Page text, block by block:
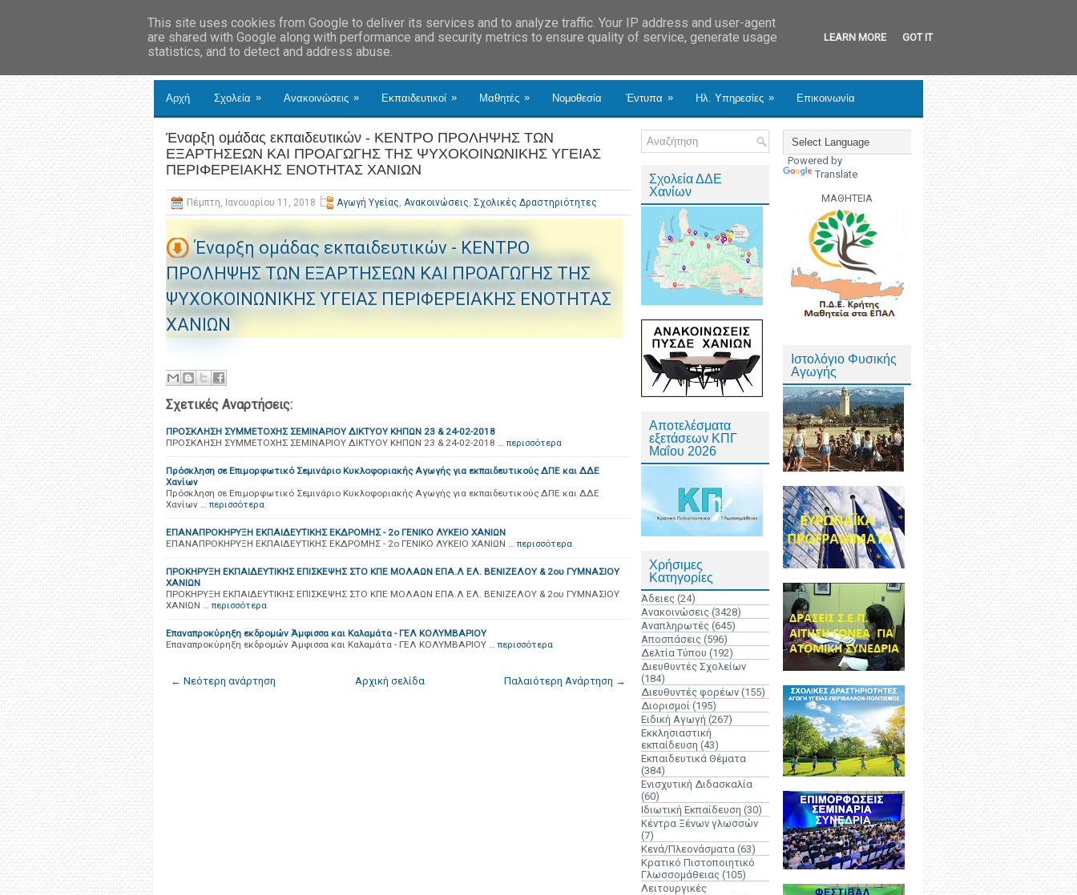
Αρχή Σχολεία » Ανακοινώσεις » Εκπαιδευτικοί » Μαθητές » Νομοθεσία Έντυπα » Ηλ. Υπηρεσίες » Επικοινωνία
Έναρξη ομάδας εκπαιδευτικών - ΚΕΝΤΡΟ ΠΡΟΛΗΨΗΣ ΤΩΝ
ΕΞΑΡΤΗΣΕΩΝ ΚΑΙ ΠΡΟΑΓΩΓΗΣ ΤΗΣ ΨΥΧΟΚΟΙΝΩΝΙΚΗΣ ΥΓΕΙΑΣ
ΠΕΡΙΦΕΡΕΙΑΚΗΣ ΕΝΟΤΗΤΑΣ ΧΑΝΙΩΝ
Πέμπτη, Ιανουαρίου 11, 2018 Αγωγή Υγείας, Ανακοινώσεις, Σχολικές Δραστηριότητες
Έναρξη ομάδας εκπαιδευτικών - ΚΕΝΤΡΟ
ΠΡΟΛΗΨΗΣ ΤΩΝ ΕΞΑΡΤΗΣΕΩΝ ΚΑΙ ΠΡΟΑΓΩΓΗΣ ΤΗΣ
ΨΥΧΟΚΟΙΝΩΝΙΚΗΣ ΥΓΕΙΑΣ ΠΕΡΙΦΕΡΕΙΑΚΗΣ ΕΝΟΤΗΤΑΣ
ΧΑΝΙΩΝ
Σχετικές Αναρτήσεις:
ΠΡΟΣΚΛΗΣΗ ΣΥΜΜΕΤΟΧΗΣ ΣΕΜΙΝΑΡΙΟΥ ΔΙΚΤΥΟΥ ΚΗΠΩΝ 23 & 24-02-2018
ΠΡΟΣΚΛΗΣΗ ΣΥΜΜΕΤΟΧΗΣ ΣΕΜΙΝΑΡΙΟΥ ΔΙΚΤΥΟΥ ΚΗΠΩΝ 23 & 24-02-2018 … περισσότερα
Πρόσκληση σε Επιμορφωτικό Σεμινάριο Κυκλοφοριακής Αγωγής για εκπαιδευτικούς ΔΠΕ και ΔΔΕ
Χανίων
Πρόσκληση σε Επιμορφωτικό Σεμινάριο Κυκλοφοριακής Αγωγής για εκπαιδευτικούς ΔΠΕ και ΔΔΕ
Χανίων … περισσότερα
ΕΠΑΝΑΠΡΟΚΗΡΥΞΗ ΕΚΠΑΙΔΕΥΤΙΚΗΣ ΕΚΔΡΟΜΗΣ - 2ο ΓΕΝΙΚΟ ΛΥΚΕΙΟ ΧΑΝΙΩΝ
ΕΠΑΝΑΠΡΟΚΗΡΥΞΗ ΕΚΠΑΙΔΕΥΤΙΚΗΣ ΕΚΔΡΟΜΗΣ - 2ο ΓΕΝΙΚΟ ΛΥΚΕΙΟ ΧΑΝΙΩΝ … περισσότερα
ΠΡΟΚΗΡΥΞΗ ΕΚΠΑΙΔΕΥΤΙΚΗΣ ΕΠΙΣΚΕΨΗΣ ΣΤΟ ΚΠΕ ΜΟΛΑΩΝ ΕΠΑ.Λ ΕΛ. ΒΕΝΙΖΕΛΟΥ & 2ου ΓΥΜΝΑΣΙΟΥ
ΧΑΝΙΩΝ
ΠΡΟΚΗΡΥΞΗ ΕΚΠΑΙΔΕΥΤΙΚΗΣ ΕΠΙΣΚΕΨΗΣ ΣΤΟ ΚΠΕ ΜΟΛΑΩΝ ΕΠΑ.Λ ΕΛ. ΒΕΝΙΖΕΛΟΥ & 2ου ΓΥΜΝΑΣΙΟΥ
ΧΑΝΙΩΝ … περισσότερα
Επαναπροκύρηξη εκδρομών Άμφισσα και Καλαμάτα - ΓΕΛ ΚΟΛΥΜΒΑΡΙΟΥ
Επαναπροκύρηξη εκδρομών Άμφισσα και Καλαμάτα - ΓΕΛ ΚΟΛΥΜΒΑΡΙΟΥ … περισσότερα
← Νεότερη ανάρτηση Παλαιότερη Ανάρτηση →
Αρχική σελίδα
Σχολεία ΔΔΕ
Χανίων
Αποτελέσματα
εξετάσεων ΚΠΓ
Μαΐου 2026
Χρήσιμες
Κατηγορίες
Άδειες (24)
Ανακοινώσεις (3428)
Αναπληρωτές (645)
Αποσπάσεις (596)
Δελτία Τύπου (192)
Διευθυντές Σχολείων
(184)
Διευθυντές φορέων (155)
Διορισμοί (195)
Ειδική Αγωγή (267)
Εκκλησιαστική
εκπαίδευση (43)
Εκπαιδευτικά Θέματα
(384)
Ενισχυτική Διδασκαλία
(60)
Ιδιωτική Εκπαίδευση (30)
Κέντρα Ξένων γλωσσών
(7)
Κενά/Πλεονάσματα (63)
Κρατικό Πιστοποιητικό
Γλωσσομάθειας (105)
Λειτουργικές
Powered by
Translate
ΜΑΘΗΤΕΙΑ
Ιστολόγιο Φυσικής
Αγωγής
This site uses cookies from Google to deliver its services and to analyze traffic. Your IP address and user-agent
are shared with Google along with performance and security metrics to ensure quality of service, generate usage
statistics, and to detect and address abuse.
LEARN MORE GOT IT